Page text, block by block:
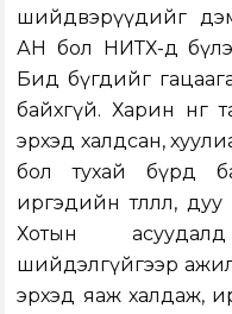
шийдвэрүүдийг
АН бол НИТХ-д
Бид бүгдийг
байхгүй. Харин
эрхэд халдсан,
бол тухай бүрд
иргэдийн төлөөлөл,
Хотын
шийдэлгүйгээр
эрхэд яаж халдаж,